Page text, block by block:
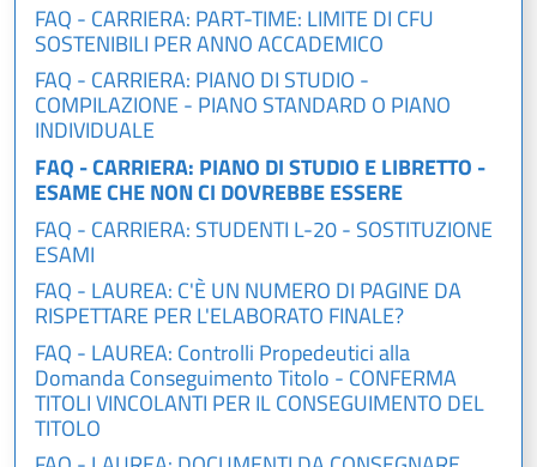
FAQ - CARRIERA: PART-TIME: LIMITE DI CFU
SOSTENIBILI PER ANNO ACCADEMICO
FAQ - CARRIERA: PIANO DI STUDIO -
COMPILAZIONE - PIANO STANDARD O PIANO
INDIVIDUALE
FAQ - CARRIERA: PIANO DI STUDIO E LIBRETTO -
ESAME CHE NON CI DOVREBBE ESSERE
FAQ - CARRIERA: STUDENTI L-20 - SOSTITUZIONE
ESAMI
FAQ - LAUREA: C'È UN NUMERO DI PAGINE DA
RISPETTARE PER L'ELABORATO FINALE?
FAQ - LAUREA: Controlli Propedeutici alla
Domanda Conseguimento Titolo - CONFERMA
TITOLI VINCOLANTI PER IL CONSEGUIMENTO DEL
TITOLO